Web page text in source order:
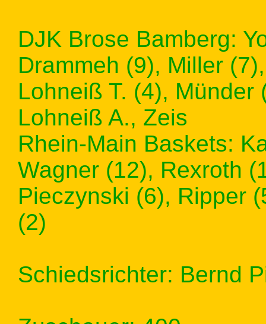
DJK Brose Bamberg:
Drammeh (9), Miller
Lohneiß T. (4), Münder
Lohneiß A., Zeis
Rhein-Main Baskets:
Wagner (12), Rexroth
Pieczynski (6), Ripper
(2)
Schiedsrichter: Bernd